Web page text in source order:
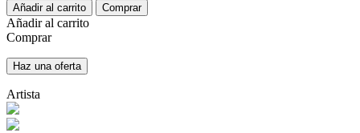
Añadir al carrito Comprar
Añadir al carrito
Comprar
Haz una oferta
Artista